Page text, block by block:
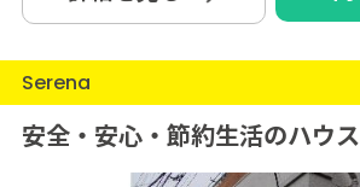
Serena
安全・安心・節約生活のハウス